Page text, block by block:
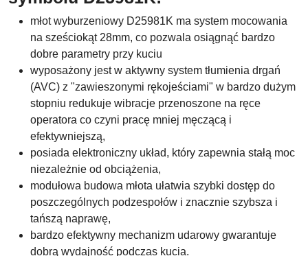
młot wyburzeniowy D25981K ma system mocowania
na sześciokąt 28mm, co pozwala osiągnąć bardzo
dobre parametry przy kuciu
wyposażony jest w aktywny system tłumienia drgań
(AVC) z "zawieszonymi rękojeściami" w bardzo dużym
stopniu redukuje wibracje przenoszone na ręce
operatora co czyni pracę mniej męczącą i
efektywniejszą,
posiada elektroniczny układ, który zapewnia stałą moc
niezależnie od obciążenia,
modułowa budowa młota ułatwia szybki dostęp do
poszczególnych podzespołów i znacznie szybsza i
tańszą naprawę,
bardzo efektywny mechanizm udarowy gwarantuje
dobrą wydajność podczas kucia.